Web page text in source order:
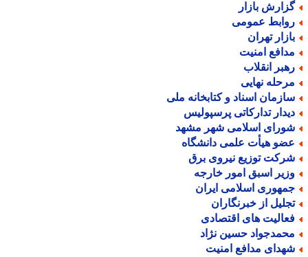
بازار
عمومی
تهران
امنیت
انقلاب
نهایی
اسناد و کتابخانه ملی
تدارکاتی پرسپولیس
اسلامی شهر مشهد
هیأت علمی دانشگاه
توزیع نیروی برق
اسبق امور خارجه
اسلامی ایران
از خبرنگاران
های اقتصادی
حسین نژاد
مدافع امنیت